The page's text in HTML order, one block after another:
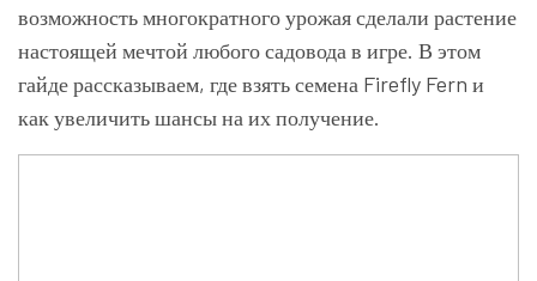
возможность многократного урожая сделали растение
настоящей мечтой любого садовода в игре. В этом
гайде рассказываем, где взять семена Firefly Fern и
как увеличить шансы на их получение.